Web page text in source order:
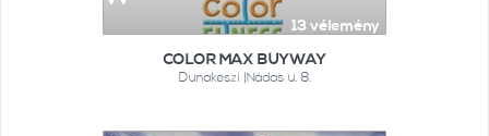
13 vélemény
COLOR MAX BUYWAY
Dunakeszi |Nádas u. 8.